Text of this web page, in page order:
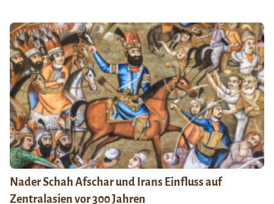
Nader Schah Afschar und Irans Einfluss auf
Zentralasien vor 300 Jahren